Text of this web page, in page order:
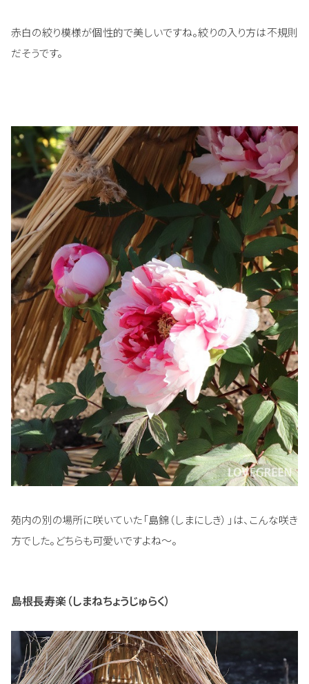
赤白の絞り模様が個性的で美しいですね。絞りの入り方は不規則
だそうです。
苑内の別の場所に咲いていた「島錦（しまにしき）」は、こんな咲き
方でした。どちらも可愛いですよね～。
島根長寿楽（しまねちょうじゅらく）